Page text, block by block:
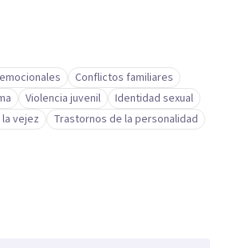
Conflictos familiares
Violencia juvenil
Identidad sexual
vejez
Trastornos de la personalidad